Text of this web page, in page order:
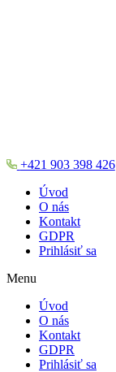
+421 903 398 426
Úvod
O nás
Kontakt
GDPR
Prihlásiť sa
Menu
Úvod
O nás
Kontakt
GDPR
Prihlásiť sa